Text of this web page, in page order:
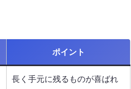
ポイント
長く手元に残るものが喜ばれ